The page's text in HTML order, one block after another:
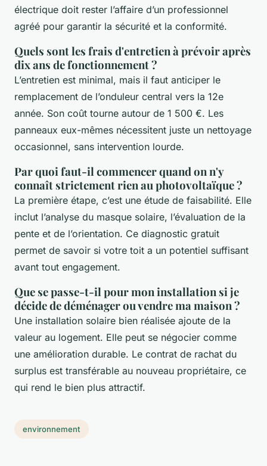
électrique doit rester l’affaire d’un professionnel
agréé pour garantir la sécurité et la conformité.
Quels sont les frais d'entretien à prévoir après
dix ans de fonctionnement ?
L’entretien est minimal, mais il faut anticiper le
remplacement de l’onduleur central vers la 12e
année. Son coût tourne autour de 1 500 €. Les
panneaux eux-mêmes nécessitent juste un nettoyage
occasionnel, sans intervention lourde.
Par quoi faut-il commencer quand on n'y
connaît strictement rien au photovoltaïque ?
La première étape, c’est une étude de faisabilité. Elle
inclut l’analyse du masque solaire, l’évaluation de la
pente et de l’orientation. Ce diagnostic gratuit
permet de savoir si votre toit a un potentiel suffisant
avant tout engagement.
Que se passe-t-il pour mon installation si je
décide de déménager ou vendre ma maison ?
Une installation solaire bien réalisée ajoute de la
valeur au logement. Elle peut se négocier comme
une amélioration durable. Le contrat de rachat du
surplus est transférable au nouveau propriétaire, ce
qui rend le bien plus attractif.
environnement